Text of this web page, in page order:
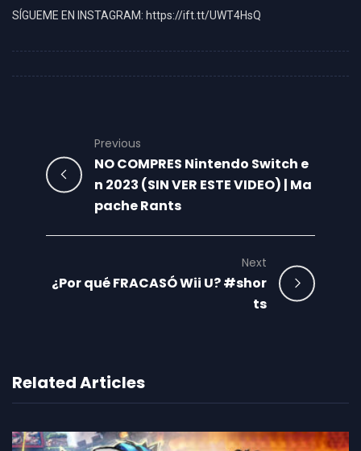
SÍGUEME EN INSTAGRAM: https://ift.tt/UWT4HsQ
Previous
NO COMPRES Nintendo Switch e
n 2023 (SIN VER ESTE VIDEO) | Ma
pache Rants
Next
¿Por qué FRACASÓ Wii U? #shor
ts
Related Articles